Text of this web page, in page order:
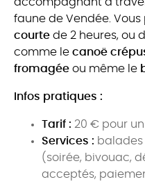
faune de Vendée.
courte de 2 heures, ou
comme le canoë
fromagée ou même le
Infos pratiques :
Tarif : 20 € pour
Services :
(soirée, bivouac,
acceptés,